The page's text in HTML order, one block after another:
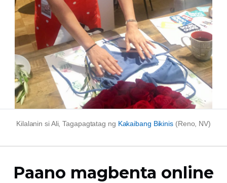
Kilalanin si Ali, Tagapagtatag ng Kakaibang Bikinis (Reno, NV)
Paano magbenta online